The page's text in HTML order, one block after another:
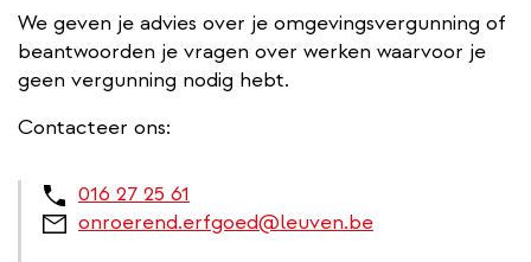
We geven je advies over je omgevingsvergunning of
beantwoorden je vragen over werken waarvoor je
geen vergunning nodig hebt.
Contacteer ons:
016 27 25 61
onroerend.erfgoed@leuven.be